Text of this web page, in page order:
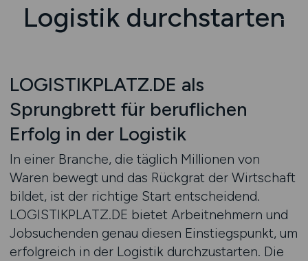
Logistik durchstarten
LOGISTIKPLATZ.DE als
Sprungbrett für beruflichen
Erfolg in der Logistik
In einer Branche, die täglich Millionen von
Waren bewegt und das Rückgrat der Wirtschaft
bildet, ist der richtige Start entscheidend.
LOGISTIKPLATZ.DE bietet Arbeitnehmern und
Jobsuchenden genau diesen Einstiegspunkt, um
erfolgreich in der Logistik durchzustarten. Die